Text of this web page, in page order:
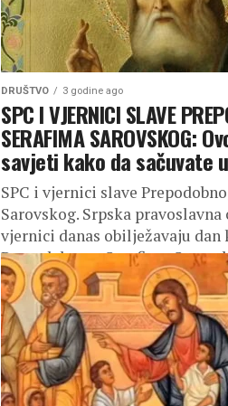
DRUŠTVO 3 godine ago
SPC I VJERNICI SLAVE
SERAFIMA SAROVSKOG:
savjeti kako da sačuvate
SPC i vjernici slave
Sarovskog. Srpska
vjernici danas obilježavaju dan
Prepodobnom Serafimu